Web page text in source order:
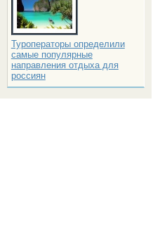
Туроператоры определили
самые популярные
направления отдыха для
россиян